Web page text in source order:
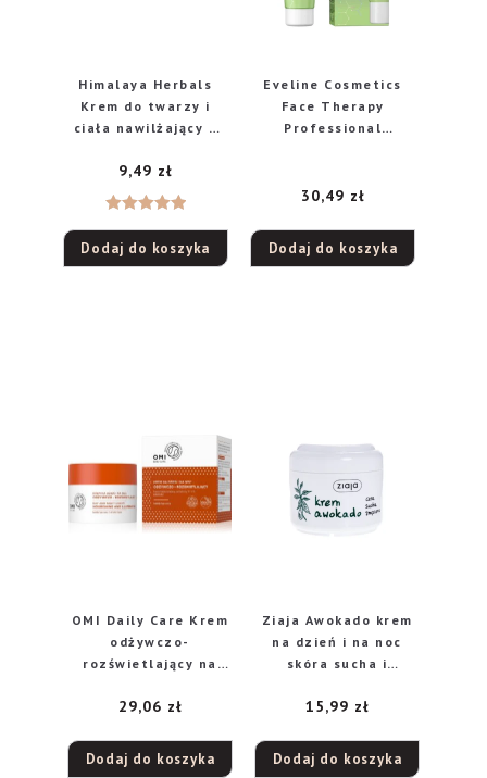
Himalaya Herbals
Krem do twarzy i
ciała nawilżający z
5.00na 5
9,49 zł
Dodaj do koszyka
Eveline Cosmetics
Face Therapy
Professional
30,49 zł
Dodaj do koszyka
OMI Daily Care Krem
odżywczo-
rozświetlający na
każdy rodzaj cery
29,06 zł
Dodaj do koszyka
Ziaja Awokado krem
na dzień i na noc
skóra sucha i
15,99 zł
Dodaj do koszyka